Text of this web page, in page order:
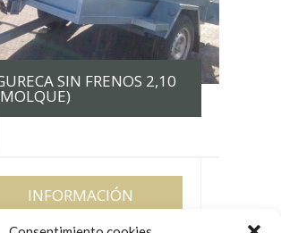
SIN FRENOS 2,10
INFORMACIÓN